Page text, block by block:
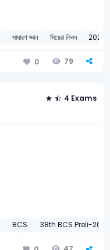
সাধারণ জ্ঞান সিয়েরা লিওন 2026
0 79
4 Exams
BCS 38th BCS Preli-2017